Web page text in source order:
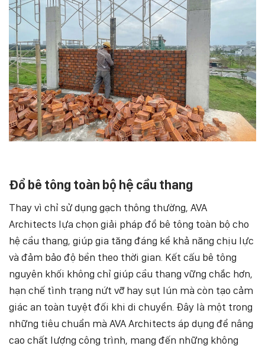
Đổ bê tông toàn bộ hệ cầu thang
Thay vì chỉ sử dụng gạch thông thường, AVA
Architects lựa chọn giải pháp đổ bê tông toàn bộ cho
hệ cầu thang, giúp gia tăng đáng kể khả năng chịu lực
và đảm bảo độ bền theo thời gian. Kết cấu bê tông
nguyên khối không chỉ giúp cầu thang vững chắc hơn,
hạn chế tình trạng nứt vỡ hay sụt lún mà còn tạo cảm
giác an toàn tuyệt đối khi di chuyển. Đây là một trong
những tiêu chuẩn mà AVA Architects áp dụng để nâng
cao chất lượng công trình, mang đến những không